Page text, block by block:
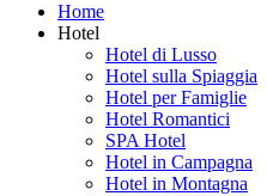
Home
Hotel
Hotel di Lusso
Hotel sulla Spiaggia
Hotel per Famiglie
Hotel Romantici
SPA Hotel
Hotel in Campagna
Hotel in Montagna